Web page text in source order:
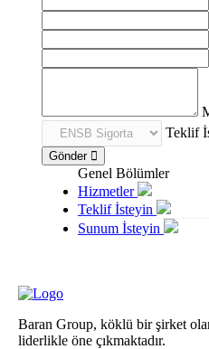
Teklif
Gönder
Genel Bölümler
Hizmetler
Teklif İsteyin
Sunum İsteyin
Baran Group, köklü bir şirket
liderlikle öne çıkmaktadır.